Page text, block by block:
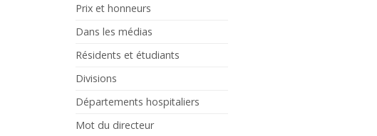
Prix et honneurs
Dans les médias
Résidents et étudiants
Divisions
Départements hospitaliers
Mot du directeur